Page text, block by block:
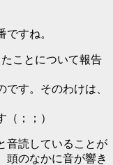
すね。
ことについて報告
す。そのわけは、
；；）
音読していることが
頭のなかに音が響き